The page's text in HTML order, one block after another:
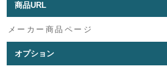
商品URL
メーカー商品ページ
オプション